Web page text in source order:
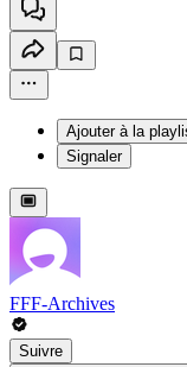
Ajouter à la
Signaler
FFF-Archives
Suivre